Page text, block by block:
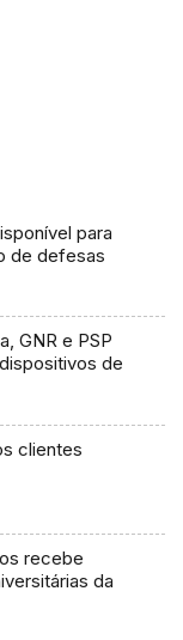
para
de defesas
GNR e PSP
de
clientes
recebe
da